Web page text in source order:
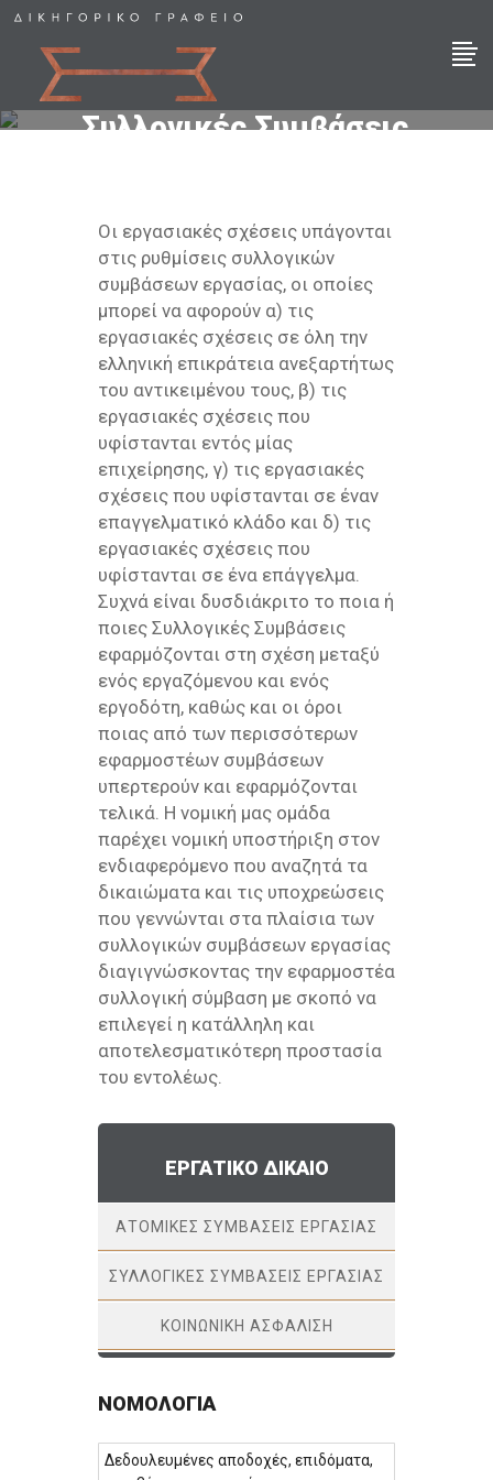
Συλλογικές Συμβάσεις
Οι εργασιακές σχέσεις υπάγονται
στις ρυθμίσεις συλλογικών
συμβάσεων εργασίας, οι οποίες
μπορεί να αφορούν α) τις
εργασιακές σχέσεις σε όλη την
ελληνική επικράτεια ανεξαρτήτως
του αντικειμένου τους, β) τις
εργασιακές σχέσεις που
υφίστανται εντός μίας
επιχείρησης, γ) τις εργασιακές
σχέσεις που υφίστανται σε έναν
επαγγελματικό κλάδο και δ) τις
εργασιακές σχέσεις που
υφίστανται σε ένα επάγγελμα.
Συχνά είναι δυσδιάκριτο το ποια ή
ποιες Συλλογικές Συμβάσεις
εφαρμόζονται στη σχέση μεταξύ
ενός εργαζόμενου και ενός
εργοδότη, καθώς και οι όροι
ποιας από των περισσότερων
εφαρμοστέων συμβάσεων
υπερτερούν και εφαρμόζονται
τελικά. Η νομική μας ομάδα
παρέχει νομική υποστήριξη στον
ενδιαφερόμενο που αναζητά τα
δικαιώματα και τις υποχρεώσεις
που γεννώνται στα πλαίσια των
συλλογικών συμβάσεων εργασίας
διαγιγνώσκοντας την εφαρμοστέα
συλλογική σύμβαση με σκοπό να
επιλεγεί η κατάλληλη και
αποτελεσματικότερη προστασία
του εντολέως.
ΕΡΓΑΤΙΚΌ ΔΊΚΑΙΟ
ΑΤΟΜΙΚΈΣ ΣΥΜΒΆΣΕΙΣ ΕΡΓΑΣΊΑΣ
ΣΥΛΛΟΓΙΚΈΣ ΣΥΜΒΆΣΕΙΣ ΕΡΓΑΣΊΑΣ
ΚΟΙΝΩΝΙΚΉ ΑΣΦΆΛΙΣΗ
ΝΟΜΟΛΟΓΊΑ
Δεδουλευμένες αποδοχές, επιδόματα,